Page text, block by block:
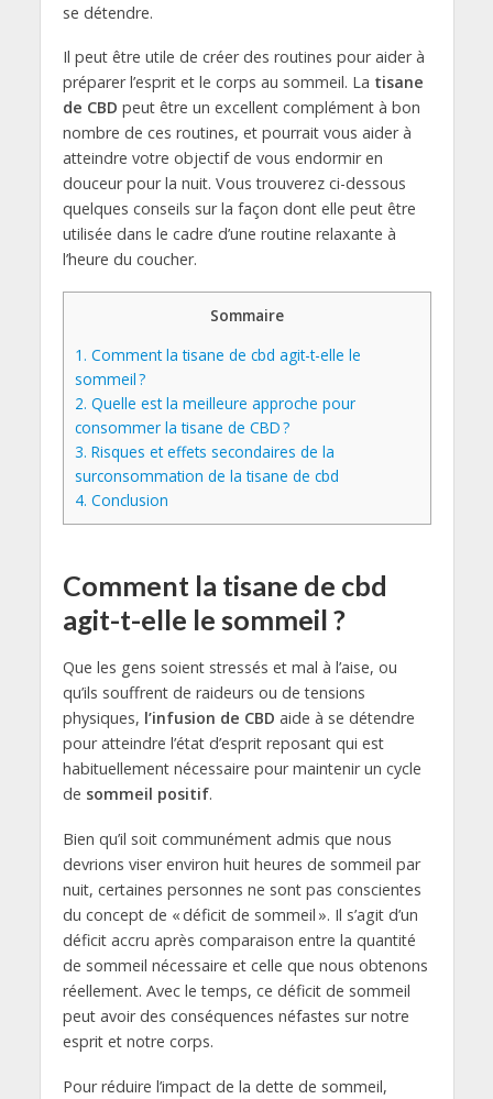
se détendre.
Il peut être utile de créer des routines pour aider à
préparer l’esprit et le corps au sommeil. La tisane
de CBD peut être un excellent complément à bon
nombre de ces routines, et pourrait vous aider à
atteindre votre objectif de vous endormir en
douceur pour la nuit. Vous trouverez ci-dessous
quelques conseils sur la façon dont elle peut être
utilisée dans le cadre d’une routine relaxante à
l’heure du coucher.
Sommaire
1. Comment la tisane de cbd agit-t-elle le
sommeil ?
2. Quelle est la meilleure approche pour
consommer la tisane de CBD ?
3. Risques et effets secondaires de la
surconsommation de la tisane de cbd
4. Conclusion
Comment la tisane de cbd
agit-t-elle le sommeil ?
Que les gens soient stressés et mal à l’aise, ou
qu’ils souffrent de raideurs ou de tensions
physiques, l’infusion de CBD aide à se détendre
pour atteindre l’état d’esprit reposant qui est
habituellement nécessaire pour maintenir un cycle
de sommeil positif.
Bien qu’il soit communément admis que nous
devrions viser environ huit heures de sommeil par
nuit, certaines personnes ne sont pas conscientes
du concept de « déficit de sommeil ». Il s’agit d’un
déficit accru après comparaison entre la quantité
de sommeil nécessaire et celle que nous obtenons
réellement. Avec le temps, ce déficit de sommeil
peut avoir des conséquences néfastes sur notre
esprit et notre corps.
Pour réduire l’impact de la dette de sommeil,